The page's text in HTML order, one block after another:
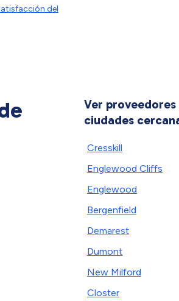
del
Ver
ciudades
Cresskill
Englewood Cliffs
Englewood
Bergenfield
Demarest
Dumont
New Milford
Closter